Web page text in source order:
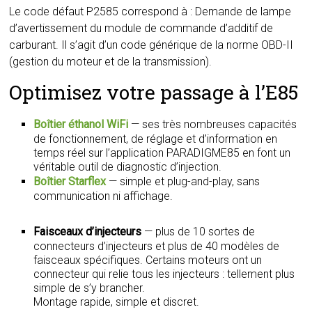
Le code défaut P2585 correspond à : Demande de lampe
d’avertissement du module de commande d’additif de
carburant. Il s’agit d’un code générique de la norme OBD-II
(gestion du moteur et de la transmission).
Optimisez votre passage à l’E85
Boîtier éthanol WiFi — ses très nombreuses capacités
de fonctionnement, de réglage et d’information en
temps réel sur l’application PARADIGME85 en font un
véritable outil de diagnostic d’injection.
Boîtier Starflex— simple et plug-and-play, sans
communication ni affichage.
Faisceaux d’injecteurs — plus de 10 sortes de
connecteurs d’injecteurs et plus de 40 modèles de
faisceaux spécifiques. Certains moteurs ont un
connecteur qui relie tous les injecteurs : tellement plus
simple de s’y brancher.
Montage rapide, simple et discret.